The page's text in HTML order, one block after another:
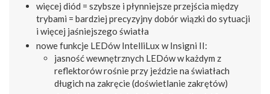
więcej diód = szybsze i płynniejsze przejścia między
trybami = bardziej precyzyjny dobór wiązki do sytuacji
i więcej jaśniejszego światła
nowe funkcje LEDów IntelliLux w Insigni II:
jasność wewnętrznych LEDów w każdym z
reflektorów rośnie przy jeździe na światłach
długich na zakręcie (doświetlanie zakrętów)